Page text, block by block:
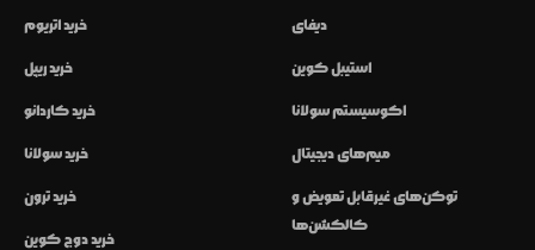
خرید اتریوم
خرید ریپل
خرید کاردانو
خرید سولانا
خرید ترون
خرید دوج کوین
دیفای
استیبل کوین
اکوسیستم سولانا
میم‌های دیجیتال
توکن‌های غیرقابل تعویض و
کالکشن‌ها